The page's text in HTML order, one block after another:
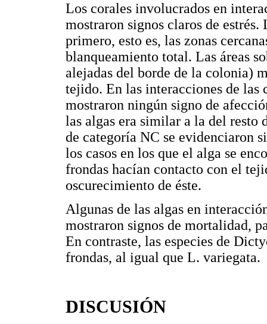
Los corales involucrados en
mostraron signos claros de
primero, esto es, las zonas
blanqueamiento total. Las áreas
alejadas del borde de la colonia)
tejido. En las interacciones de las
mostraron ningún signo de
las algas era similar a la del resto
de categoría NC se evidenciaron
los casos en los que el alga se
frondas hacían contacto con el
oscurecimiento de éste.
Algunas de las algas en
mostraron signos de mortalidad,
En contraste, las especies de
frondas, al igual que L. variegata.
DISCUSIÓN